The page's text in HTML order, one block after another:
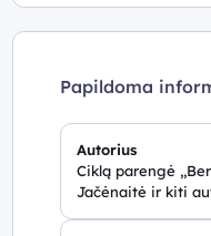
Papildoma
Autorius
Ciklą parengė
Jačėnaitė ir kiti